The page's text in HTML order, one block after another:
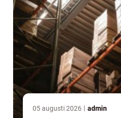
05 augusti 2026 admin